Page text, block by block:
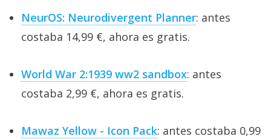
NeurOS: Neurodivergent Planner: antes
costaba 14,99 €, ahora es gratis.
World War 2:1939 ww2 sandbox: antes
costaba 2,99 €, ahora es gratis.
Mawaz Yellow - Icon Pack: antes costaba 0,99